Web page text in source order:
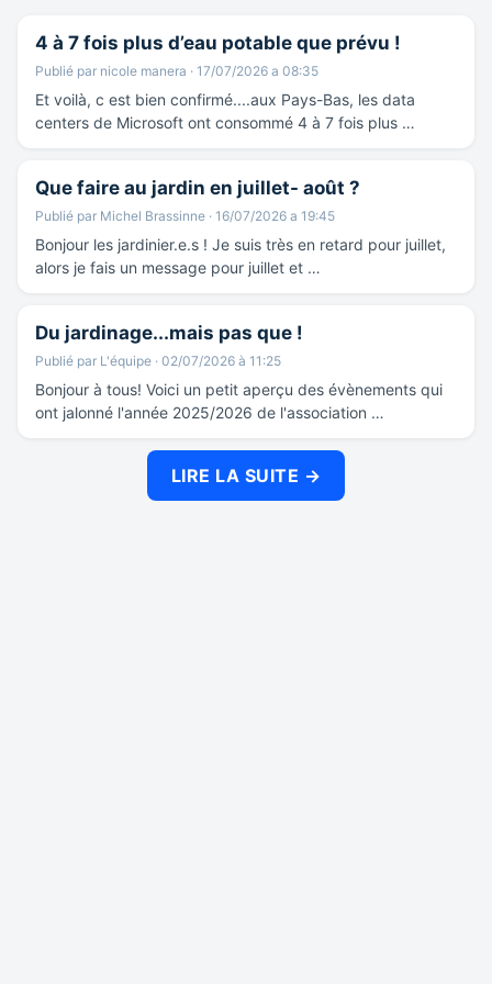
4 à 7 fois plus d’eau potable que prévu !
Publié par nicole manera · 17/07/2026 a 08:35
Et voilà, c est bien confirmé....aux Pays-Bas, les data
centers de Microsoft ont consommé 4 à 7 fois plus …
Que faire au jardin en juillet- août ?
Publié par Michel Brassinne · 16/07/2026 a 19:45
Bonjour les jardinier.e.s ! Je suis très en retard pour juillet,
alors je fais un message pour juillet et …
Du jardinage...mais pas que !
Publié par L'équipe · 02/07/2026 à 11:25
Bonjour à tous! Voici un petit aperçu des évènements qui
ont jalonné l'année 2025/2026 de l'association …
LIRE LA SUITE →